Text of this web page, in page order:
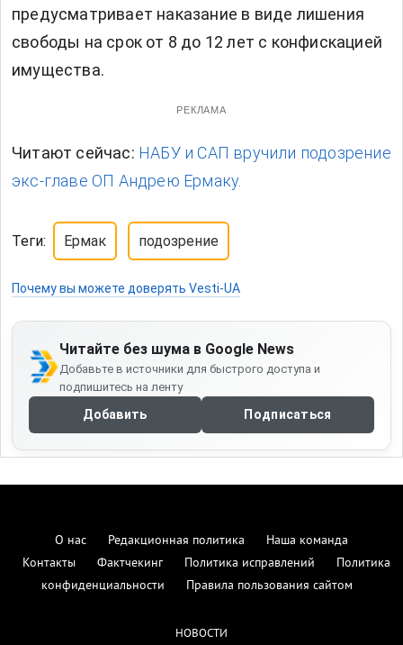
предусматривает наказание в виде лишения
свободы на срок от 8 до 12 лет с конфискацией
имущества.
РЕКЛАМА
Читают сейчас: НАБУ и САП вручили подозрение
экс-главе ОП Андрею Ермаку.
Теги: Ермак подозрение
Почему вы можете доверять Vesti-UA
Читайте без шума в Google News
Добавьте в источники для быстрого доступа и
подпишитесь на ленту
Добавить Подписаться
О нас Редакционная политика
Наша команда
Контакты
Фактчекинг Политика исправлений
Политика
конфиденциальности
Правила пользования сайтом
НОВОСТИ